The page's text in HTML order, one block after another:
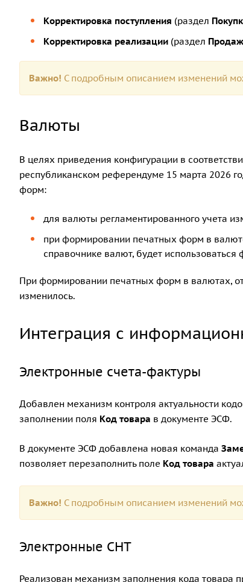
Корректировка поступления (раздел
Корректировка реализации (раздел
Важно! С подробным описанием изменений
Валюты
В целях приведения конфигурации в
республиканском референдуме 15 марта 2026
форм:
для валюты регламентированного учета
при формировании печатных форм в
справочнике валют, будет
При формировании печатных форм в валютах,
изменилось.
Интеграция с
Электронные счета-фактуры
Добавлен механизм контроля актуальности
заполнении поля Код товара в документе ЭСФ.
В документе ЭСФ добавлена новая команда
позволяет перезаполнить поле Код товара
Важно! С подробным описанием изменений
Электронные СНТ
Реализован механизм заполнения кода товара